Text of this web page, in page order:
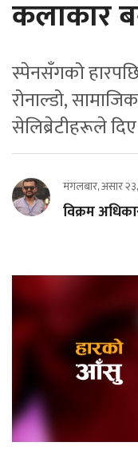
कलाकार
स्पेनसँगको
रोनाल्डो,
सेलिब्रेटीहरूले
मंगलबार, असार
विक्रम